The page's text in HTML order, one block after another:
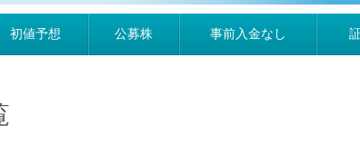
初値予想 公募株 事前入金なし